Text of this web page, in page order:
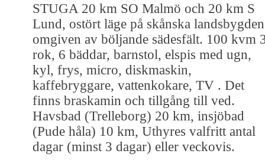
STUGA 20 km SO Malmö och 20 km S
Lund, ostört läge på skånska landsbygden
omgiven av böljande sädesfält. 100 kvm
rok, 6 bäddar, barnstol, elspis med ugn,
kyl, frys, micro, diskmaskin,
kaffebryggare, vattenkokare, TV . Det
finns braskamin och tillgång till ved.
Havsbad (Trelleborg) 20 km, insjöbad
(Pude håla) 10 km, Uthyres valfritt antal
dagar (minst 3 dagar) eller veckovis.